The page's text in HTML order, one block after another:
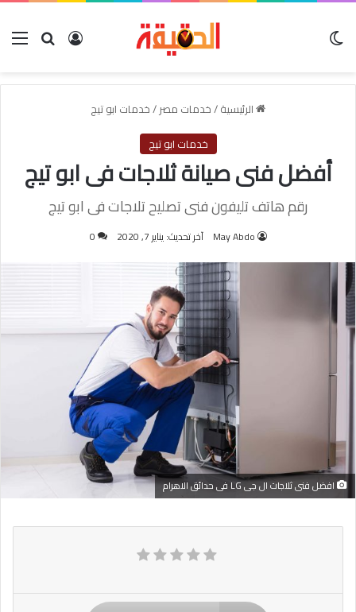
بحث عنتسجيل
الرئيسية/خدمات مصر/خدمات ابو تيج
خدمات ابو تيج
أفضل فنى صيانة ثلاجات فى ابو تيج
رقم هاتف تليفون فنى تصليح تلاجات فى ابو تيج
May Abdo آخر تحديث: يناير 7, 2020 0
افضل فنى ثلاجات ال جى LG فى حدائق الاهرام